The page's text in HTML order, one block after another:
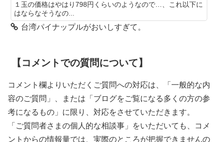
１玉の価格はやはり798円くらいのようなので…、これ以下に
はならなそうなの...
台湾パイナップルがおいしすぎて。
【コメントでの質問について】
コメント欄よりいただくご質問への対応は、「一般的な内
容のご質問」、または「ブログをご覧になる多くの方の参
考になるもの」に限り、対応をさせていただきます。
「ご質問者さまの個人的な相談事」をいただいても、コメ
ントからの情報量では、実際のところが把握できませんの